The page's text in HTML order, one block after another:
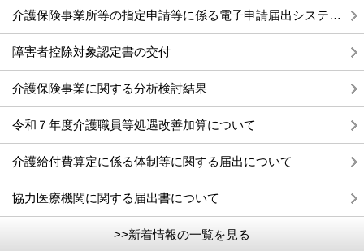
介護保険事業所等の指定申請等に係る電子申請届出システムについて
障害者控除対象認定書の交付
介護保険事業に関する分析検討結果
令和７年度介護職員等処遇改善加算について
介護給付費算定に係る体制等に関する届出について
協力医療機関に関する届出書について
>>新着情報の一覧を見る